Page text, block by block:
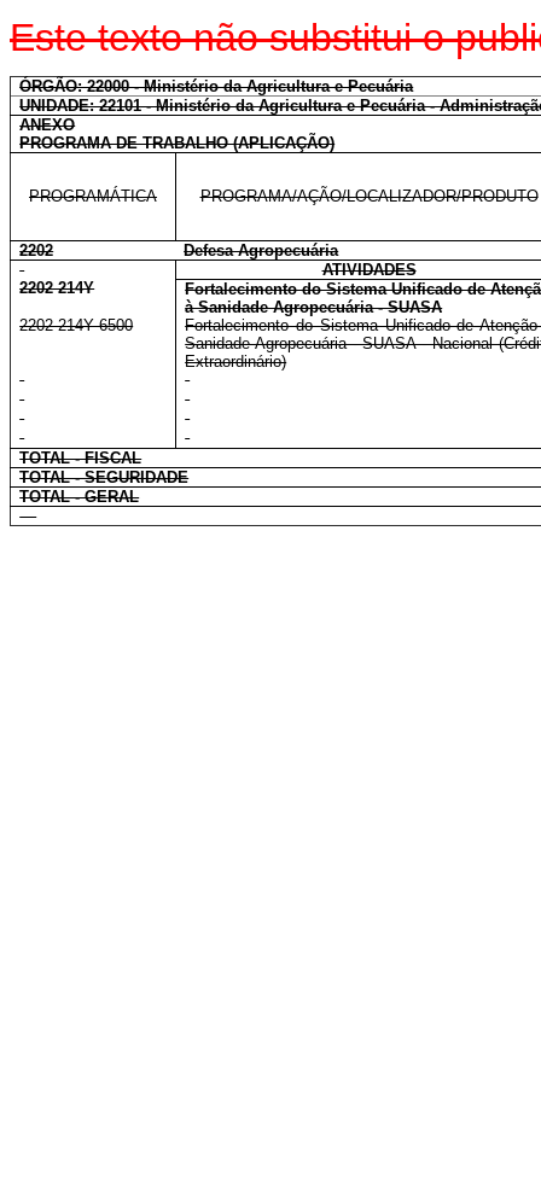
Este texto não substitui o
ÓRGÃO: 22000 - Ministério da Agricultura e Pecuária
UNIDADE: 22101 - Ministério da Agricultura e Pecuária -
ANEXO
PROGRAMA DE TRABALHO (APLICAÇÃO)
PROGRAMÁTICA PROGRAMA/AÇÃO/LOCALIZADOR/PRODUTO
2202
Defesa Agropecuária
ATIVIDADES
2202 214Y
Fortalecimento do Sistema Unificado de
à Sanidade Agropecuária - SUASA
2202 214Y 6500
Fortalecimento do Sistema Unificado de
Sanidade Agropecuária - SUASA - Nacional
Extraordinário)
TOTAL - FISCAL
TOTAL - SEGURIDADE
TOTAL - GERAL